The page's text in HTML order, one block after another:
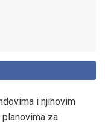
i njihovim
za